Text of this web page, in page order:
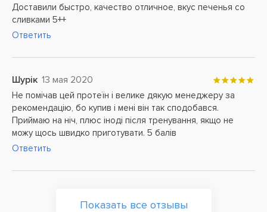
Доставили быстро, качество отличное, вкус печенья со
сливками 5++
Ответить
Шурік 13 мая 2020
Не помічав цей протеїн і велике дякую менеджеру за
рекомендацію, бо купив і мені він так сподобався.
Приймаю на ніч, плюс іноді після тренування, якщо не
можу щось швидко приготувати. 5 балів
Ответить
Показать все отзывы